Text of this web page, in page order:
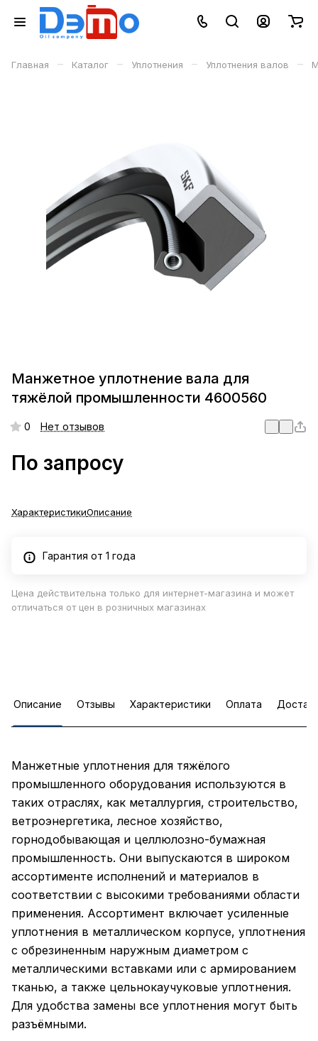
Главная – Каталог – Уплотнения – Уплотнения валов –
Манжетное уплотнение вала для
тяжёлой промышленности 4600560
0 Нет отзывов
По запросу
ХарактеристикиОписание
Гарантия от 1 года
Цена действительна только для интернет-магазина и может
отличаться от цен в розничных магазинах
Описание Отзывы Характеристики Оплата
Манжетные уплотнения для тяжёлого
промышленного оборудования используются в
таких отраслях, как металлургия, строительство,
ветроэнергетика, лесное хозяйство,
горнодобывающая и целлюлозно-бумажная
промышленность. Они выпускаются в широком
ассортименте исполнений и материалов в
соответствии с высокими требованиями области
применения. Ассортимент включает усиленные
уплотнения в металлическом корпусе, уплотнения
с обрезиненным наружным диаметром с
металлическими вставками или с армированием
тканью, а также цельнокаучуковые уплотнения.
Для удобства замены все уплотнения могут быть
разъёмными.